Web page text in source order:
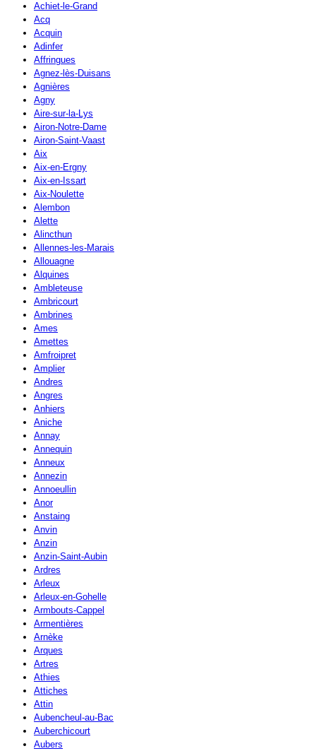
Achiet-le-Grand
Acq
Acquin
Adinfer
Affringues
Agnez-lès-Duisans
Agnières
Agny
Aire-sur-la-Lys
Airon-Notre-Dame
Airon-Saint-Vaast
Aix
Aix-en-Ergny
Aix-en-Issart
Aix-Noulette
Alembon
Alette
Alincthun
Allennes-les-Marais
Allouagne
Alquines
Ambleteuse
Ambricourt
Ambrines
Ames
Amettes
Amfroipret
Amplier
Andres
Angres
Anhiers
Aniche
Annay
Annequin
Anneux
Annezin
Annoeullin
Anor
Anstaing
Anvin
Anzin
Anzin-Saint-Aubin
Ardres
Arleux
Arleux-en-Gohelle
Armbouts-Cappel
Armentières
Arnèke
Arques
Artres
Athies
Attiches
Attin
Aubencheul-au-Bac
Auberchicourt
Aubers